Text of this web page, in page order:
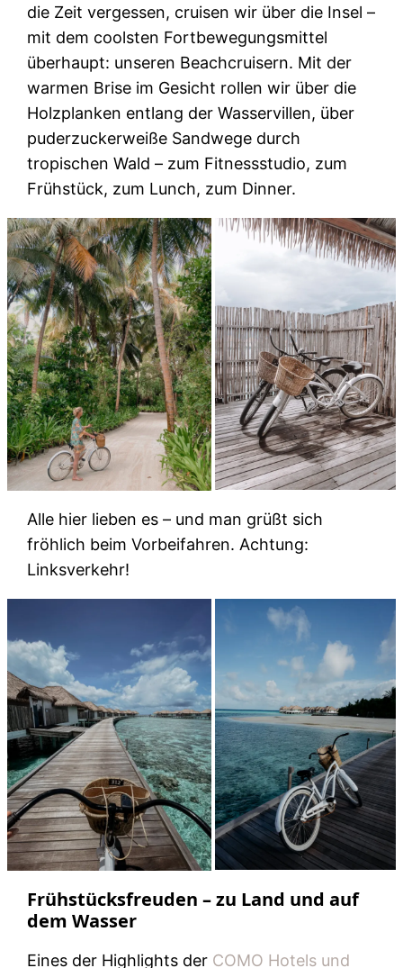
die Zeit vergessen, cruisen wir über die Insel –
mit dem coolsten Fortbewegungsmittel
überhaupt: unseren Beachcruisern. Mit der
warmen Brise im Gesicht rollen wir über die
Holzplanken entlang der Wasservillen, über
puderzuckerweiße Sandwege durch
tropischen Wald – zum Fitnessstudio, zum
Frühstück, zum Lunch, zum Dinner.
Alle hier lieben es – und man grüßt sich
fröhlich beim Vorbeifahren. Achtung:
Linksverkehr!
Frühstücksfreuden – zu Land und auf
dem Wasser
Eines der Highlights der COMO Hotels und